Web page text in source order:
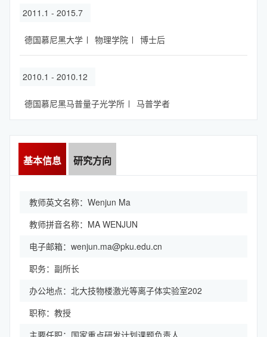
2011.1 - 2015.7
德国慕尼黑大学 物理学院 博士后
2010.1 - 2010.12
德国慕尼黑马普量子光学所 马普学者
基本信息 研究方向
教师英文名称：Wenjun Ma
教师拼音名称：MA WENJUN
电子邮箱： wenjun.ma@pku.edu.cn
职务：副所长
办公地点：北大技物楼激光等离子体实验室202
职称：教授